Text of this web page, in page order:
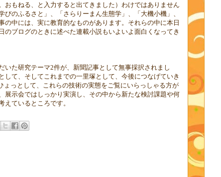
おもねる、と入力すると出てきました）わけではありません
のふるさと」、「さらりーまん生態学」、「大機小機」、
の中には、実に教育的なものがあります。それらの中に本日
のブログのときに述べた連載小説もいよいよ面白くなってき
いた研究テーマ2件が、新聞記事として無事採択されまし
して、そしてこれまでの一里塚として、今後につなげていき
ょっとして、これらの技術の実態をご覧にいらっしゃる方が
展示会ではしっかり実演し、その中から新たな検討課題や何
ているところです。